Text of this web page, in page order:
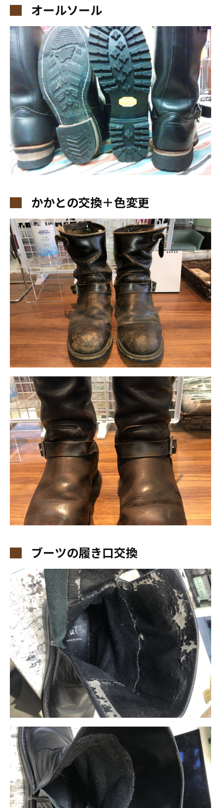
オールソール
かかとの交換＋色変更
ブーツの履き口交換